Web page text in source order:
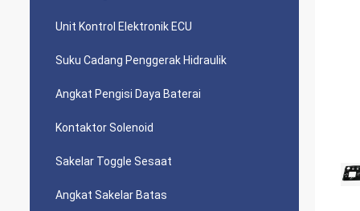
Unit Kontrol Elektronik ECU
Suku Cadang Penggerak Hidraulik
Angkat Pengisi Daya Baterai
Kontaktor Solenoid
Sakelar Toggle Sesaat
Angkat Sakelar Batas